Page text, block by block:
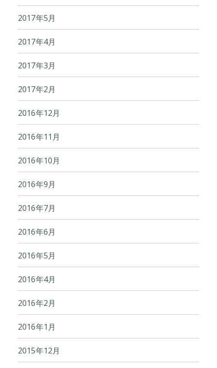
2017年5月
2017年4月
2017年3月
2017年2月
2016年12月
2016年11月
2016年10月
2016年9月
2016年7月
2016年6月
2016年5月
2016年4月
2016年2月
2016年1月
2015年12月